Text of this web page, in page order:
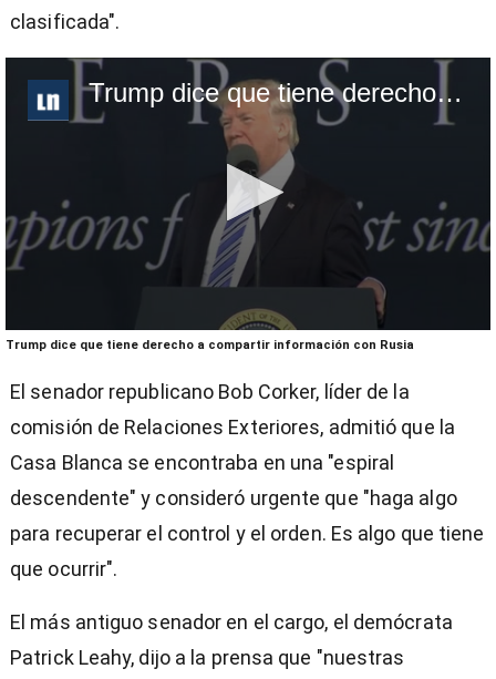
clasificada".
Trump dice que tiene derecho a compartir información con Rusia
0
seconds
1
21
Trump dice que tiene derecho a compartir información con Rusia
El senador republicano Bob Corker, líder de la
comisión de Relaciones Exteriores, admitió que la
Casa Blanca se encontraba en una "espiral
descendente" y consideró urgente que "haga algo
para recuperar el control y el orden. Es algo que tiene
que ocurrir".
El más antiguo senador en el cargo, el demócrata
Patrick Leahy, dijo a la prensa que "nuestras